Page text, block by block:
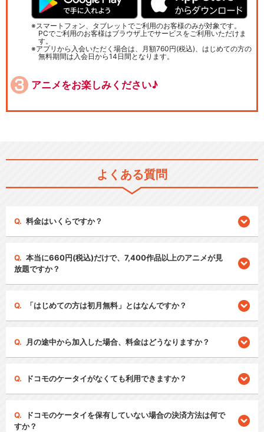
スマートフォン、タブレットでご利用のお客様のみが対象です。
PCでご利用のお客様はブラウザ上でサービスをご利用いただけま
す。
アプリから入会いただく場合は、月額760円(税込)、はじめての方の
無料期間は入会日から14日間となります。
アニメをお楽しみください♪
よくある質問
料金はいくらですか？
本当に660円(税込)だけで、7,400作品以上のアニメが見
放題ですか？
「はじめての方は初月無料」とはなんですか？
月の途中から加入した場合、料金はどうなりますか？
ドコモのケータイがなくても利用できますか？
ドコモのケータイを保有していない場合の決済方法は何で
すか？